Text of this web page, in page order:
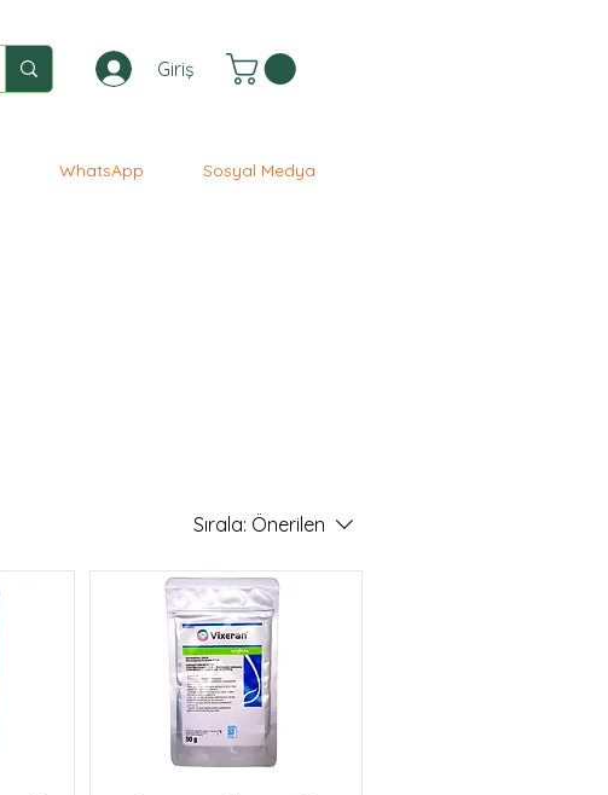
Giriş
WhatsApp Sosyal Medya
Sırala: Önerilen